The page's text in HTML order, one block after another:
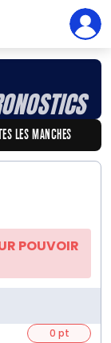
LES MANCHES
POUVOIR
0 pt